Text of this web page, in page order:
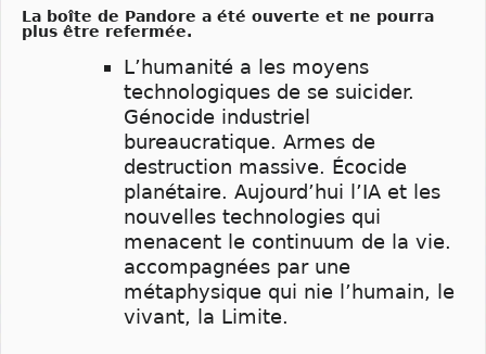
La boîte de Pandore a été ouverte et ne pourra
plus être refermée.
L’humanité a les moyens
technologiques de se suicider.
Génocide industriel
bureaucratique. Armes de
destruction massive. Écocide
planétaire. Aujourd’hui l’IA et les
nouvelles technologies qui
menacent le continuum de la vie.
accompagnées par une
métaphysique qui nie l’humain, le
vivant, la Limite.